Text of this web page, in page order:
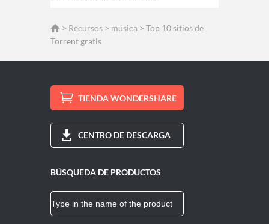
> Recursos > música > Top 10 sitios de
Torrent gratis
TIENDA WONDERSHARE
CENTRO DE DESCARGA
BÚSQUEDA DE PRODUCTOS